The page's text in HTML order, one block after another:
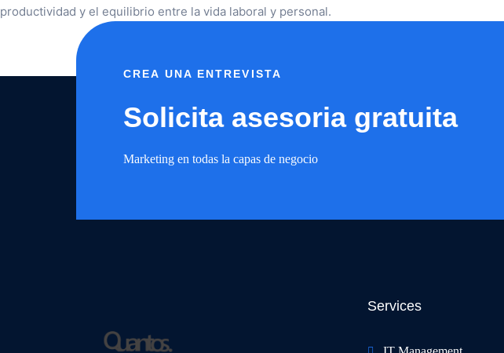
productividad y el equilibrio entre la vida laboral y personal.
CREA UNA ENTREVISTA
Solicita asesoria gratuita
Marketing en todas la capas de negocio
Services